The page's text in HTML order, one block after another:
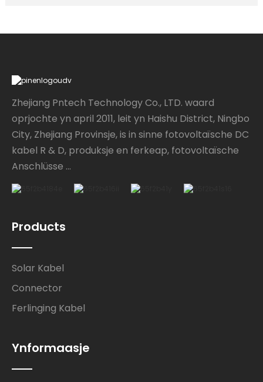
Zhejiang Pntech Technology Co., LTD. waard
oprjochte yn april 2011, leit yn Haishu District, Ningbo
City, Zhejiang Provinsje, is in sinne fotovoltaïsche DC
kabel R & D, produksje en ferkeap, fotovoltaïsche
Anschlüsse ...
Products
Solar Kabel
Connector
Ferlinging Kabel
Ynformaasje